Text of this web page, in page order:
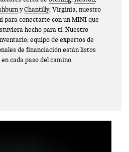
yChantilly, Virginia, nuestro
para conectarte con un MINI que
hecho para ti. Nuestro
equipo de expertos de
de financiación están listos
cada paso del camino.